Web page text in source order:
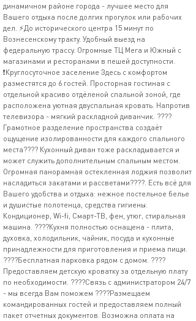
динамичном районе города - лучшее место для
Вашего отдыха после долгих прогулок или рабочих
дел. ⚡До исторического центра 15 минут по
Вознесенскому тракту. Удобный выезд на
федеральную трассу. Огромные ТЦ Мега и Южный с
магазинами и ресторанами в пешей доступности.
❗Круглосуточное заселение Здесь с комфортом
разместятся до 6 гостей. Просторная гостиная с
отдельной красиво отдёленой спальной зоной, где
расположена уютная двуспальная кровать. Напротив
телевизора - мягкий раскладной диванчик. ????
Грамотное разделение пространства создаёт
ощущение изолированности для каждого спального
места???? Кухонный диван тоже раскладывается и
может служить дополнительным спальным местом.
Огромная панорамная остекленная лоджия позволит
насладиться закатами и рассветами????. Есть всё для
Вашего удобства и отдыха: нежное постельное белье
и душистые полотенца, средства гигиены.
Кондиционер, Wi-fi, Смарт-ТВ, фен, утюг, стиральная
машина. ????️Кухня полностью оснащена - плита,
духовка, холодильник, чайник, посуда и кухонные
принадлежности для приготовления и приема пищи.
????Бесплатная парковка рядом с домом. ????
Предоставляем детскую кроватку за отдельную плату
по необходимости. ????Связь с администратором 24/7
- мы всегда Вам поможем ????Размещаем
командированных гостей и предоставляем полный
пакет отчетных документов. Возможна оплата на